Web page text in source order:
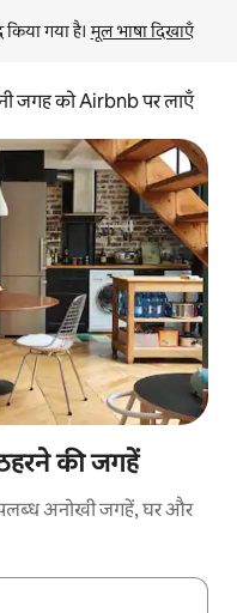
गया है। मूल भाषा दिखाएँ
जगह को Airbnb पर लाएँ
की जगहें
अनोखी जगहें, घर और